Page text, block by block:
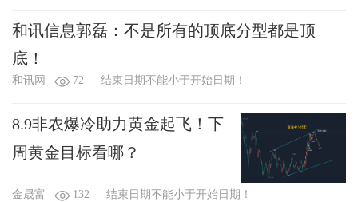
和讯信息郭磊：不是所有的顶底分型都是顶
底！
和讯网 72 结束日期不能小于开始日期！
8.9非农爆冷助力黄金起飞！下
周黄金目标看哪？
金晟富 132 结束日期不能小于开始日期！